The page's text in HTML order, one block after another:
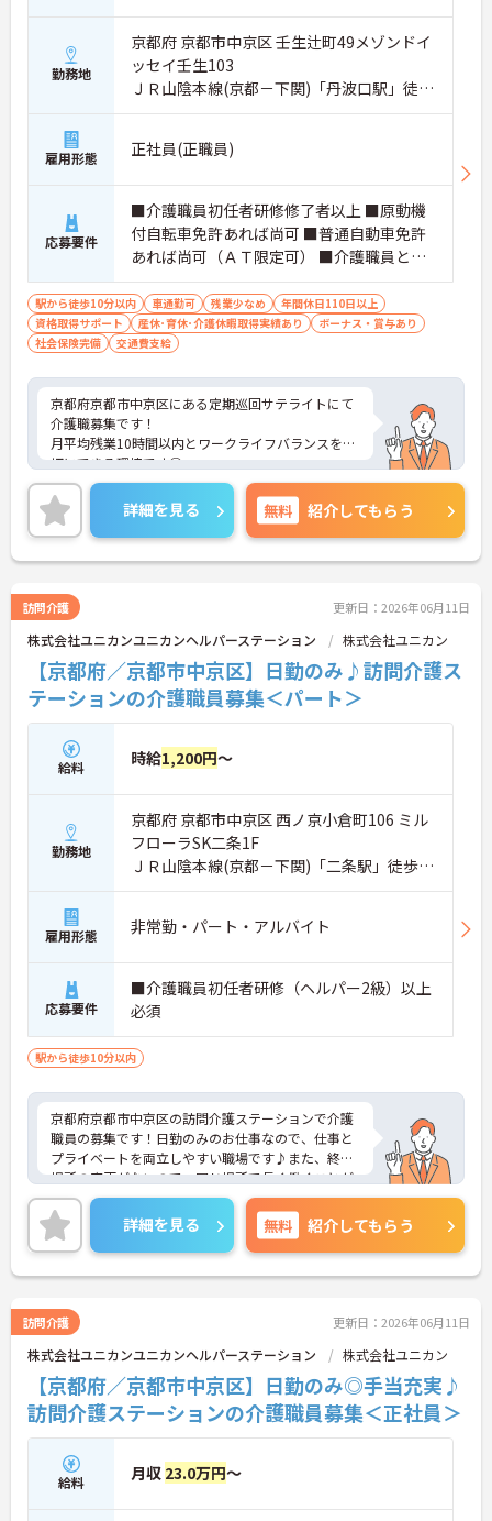
勤務地
京都府 京都市中京区 壬生辻町49メゾンドイ
ッセイ壬生103
ＪＲ山陰本線(京都－下関)「丹波口駅」徒歩
10分
雇用形態 正社員(正職員)
応募要件
■介護職員初任者研修修了者以上 ■原動機
付自転車免許あれば尚可 ■普通自動車免許
あれば尚可（ＡＴ限定可） ■介護職員とし
ての勤務経験あれば尚可
駅から徒歩10分以内 車通勤可 残業少なめ
年間休日110日以上
資格取得サポート
産休･育休･介護休暇取得実績あり
ボーナス・賞与あり
社会保険完備
交通費支給
京都府京都市中京区にある定期巡回サテライトにて
介護職募集です！
月平均残業10時間以内とワークライフバランスを大
切にできる環境です◎
さらに、充実した福利厚生も整っており、安心して
ご活躍いただけます♪ご興味のある方には、面接対
策ポイントなど、さらに詳細をご案内しますのでお
気軽にご相談ください！
詳細を見る 無料 紹介してもらう
訪問介護 更新日：2026年06月11日
株式会社ユニカンユニカンヘルパーステーション 株式会社ユニカン
【京都府／京都市中京区】日勤のみ♪訪問介護ス
テーションの介護職員募集＜パート＞
給料 時給1,200円～
勤務地
京都府 京都市中京区 西ノ京小倉町106 ミル
フローラSK二条1F
ＪＲ山陰本線(京都－下関)「二条駅」徒歩4
分
雇用形態 非常勤・パート・アルバイト
応募要件
■介護職員初任者研修（ヘルパー2級）以上
必須
駅から徒歩10分以内
京都府京都市中京区の訪問介護ステーションで介護
職員の募集です！日勤のみのお仕事なので、仕事と
プライベートを両立しやすい職場です♪また、終業
場所の変更がないので、同じ場所で長く働くことが
できます◎ご興味のある方は面接ポイントをお伝え
しますので、お気軽にご連絡ください。
詳細を見る 無料 紹介してもらう
訪問介護 更新日：2026年06月11日
株式会社ユニカンユニカンヘルパーステーション 株式会社ユニカン
【京都府／京都市中京区】日勤のみ◎手当充実♪
訪問介護ステーションの介護職員募集＜正社員＞
給料 月収 23.0万円～